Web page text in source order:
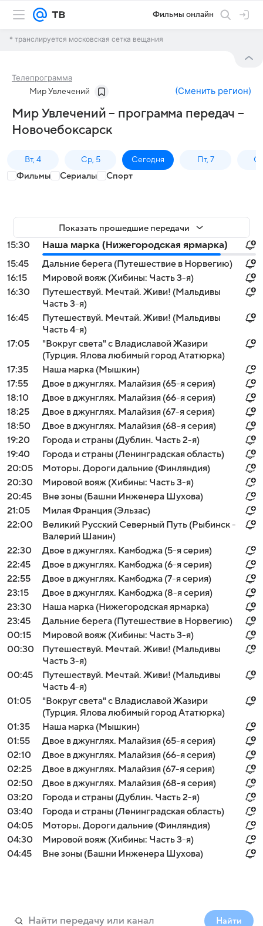
Фильмы онлайн
* транслируется московская сетка вещания
Телепрограмма
Мир Увлечений (Сменить регион)
Мир Увлечений – программа передач –
Новочебоксарск
Вт, 4 Ср, 5 Сегодня Пт, 7
Фильмы Сериалы Спорт
Показать прошедшие передачи
15:30
Наша марка (Нижегородская ярмарка)
15:45
Дальние берега (Путешествие в Норвегию)
16:15
Мировой вояж (Хибины: Часть 3-я)
16:30
Путешествуй. Мечтай. Живи! (Мальдивы
Часть 3-я)
16:45
Путешествуй. Мечтай. Живи! (Мальдивы
Часть 4-я)
17:05
"Вокруг света" с Владиславой Жазири
(Турция. Ялова любимый город Ататюрка)
17:35
Наша марка (Мышкин)
17:55
Двое в джунглях. Малайзия (65-я серия)
18:10
Двое в джунглях. Малайзия (66-я серия)
18:25
Двое в джунглях. Малайзия (67-я серия)
18:50
Двое в джунглях. Малайзия (68-я серия)
19:20
Города и страны (Дублин. Часть 2-я)
19:40
Города и страны (Ленинградская область)
20:05
Моторы. Дороги дальние (Финляндия)
20:30
Мировой вояж (Хибины: Часть 3-я)
20:45
Вне зоны (Башни Инженера Шухова)
21:05
Милая Франция (Эльзас)
22:00
Великий Русский Северный Путь (Рыбинск -
Валерий Шанин)
22:30
Двое в джунглях. Камбоджа (5-я серия)
22:45
Двое в джунглях. Камбоджа (6-я серия)
22:55
Двое в джунглях. Камбоджа (7-я серия)
23:15
Двое в джунглях. Камбоджа (8-я серия)
23:30
Наша марка (Нижегородская ярмарка)
23:45
Дальние берега (Путешествие в Норвегию)
00:15
Мировой вояж (Хибины: Часть 3-я)
00:30
Путешествуй. Мечтай. Живи! (Мальдивы
Часть 3-я)
00:45
Путешествуй. Мечтай. Живи! (Мальдивы
Часть 4-я)
01:05
"Вокруг света" с Владиславой Жазири
(Турция. Ялова любимый город Ататюрка)
01:35
Наша марка (Мышкин)
01:55
Двое в джунглях. Малайзия (65-я серия)
02:10
Двое в джунглях. Малайзия (66-я серия)
02:25
Двое в джунглях. Малайзия (67-я серия)
02:50
Двое в джунглях. Малайзия (68-я серия)
03:20
Города и страны (Дублин. Часть 2-я)
03:40
Города и страны (Ленинградская область)
04:05
Моторы. Дороги дальние (Финляндия)
04:30
Мировой вояж (Хибины: Часть 3-я)
04:45
Вне зоны (Башни Инженера Шухова)
Найти